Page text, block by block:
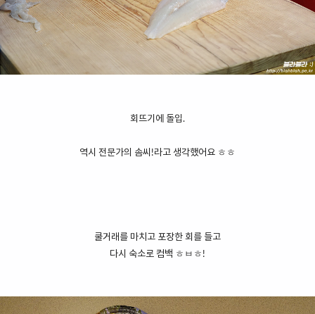
회뜨기에 돌입.
역시 전문가의 솜씨!라고 생각했어요 ㅎㅎ
쿨거래를 마치고 포장한 회를 들고
다시 숙소로 컴백 ㅎㅂㅎ!